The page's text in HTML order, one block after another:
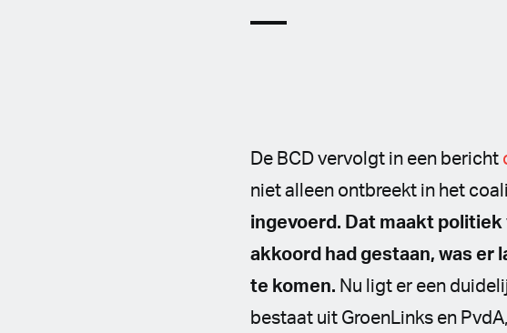
De BCD vervolgt in een bericht
niet alleen ontbreekt in het
ingevoerd. Dat maakt
akkoord had gestaan, was er
te komen. Nu ligt er een
bestaat uit GroenLinks en